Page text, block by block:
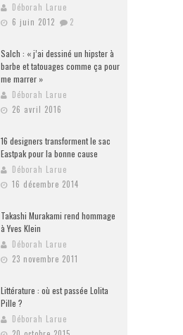
Déborah Larue
6 juin 2012
2
Salch : « j’ai dessiné un hipster à
barbe et tatouages comme ça pour
me marrer »
Déborah Larue
26 avril 2016
16 designers transforment le sac
Eastpak pour la bonne cause
Déborah Larue
16 décembre 2014
Takashi Murakami rend hommage
à Yves Klein
Déborah Larue
23 novembre 2011
Littérature : où est passée Lolita
Pille ?
Déborah Larue